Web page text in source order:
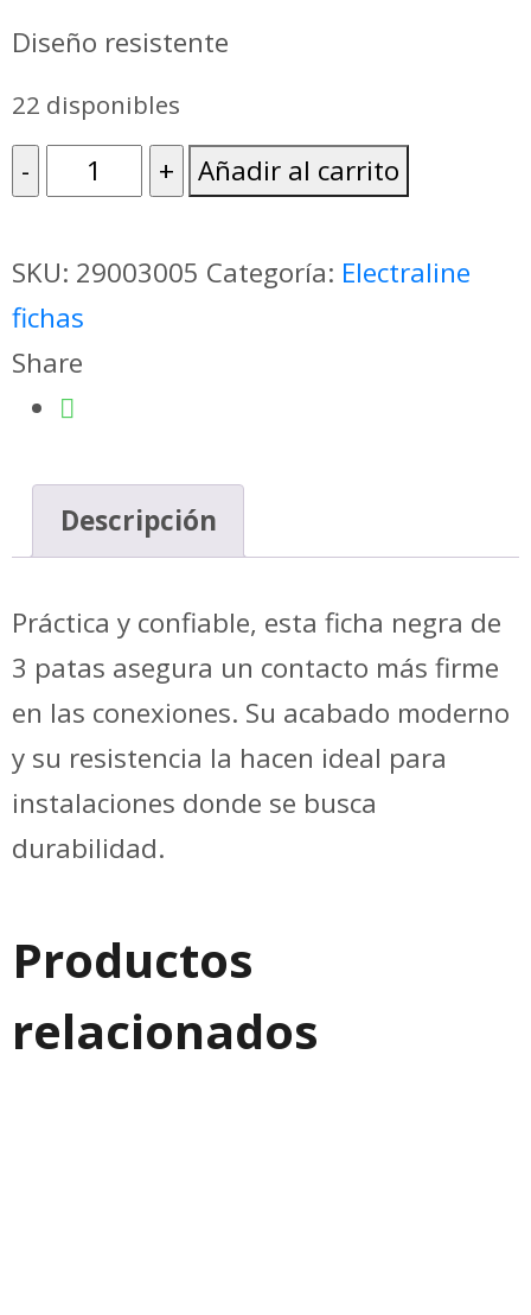
Diseño resistente
22 disponibles
Ficha
patas
quantity
Añadir al carrito
SKU: 29003005 Categoría: Electraline
fichas
Share
Descripción
Práctica y confiable, esta ficha negra de
3 patas asegura un contacto más firme
en las conexiones. Su acabado moderno
y su resistencia la hacen ideal para
instalaciones donde se busca
durabilidad.
Productos
relacionados